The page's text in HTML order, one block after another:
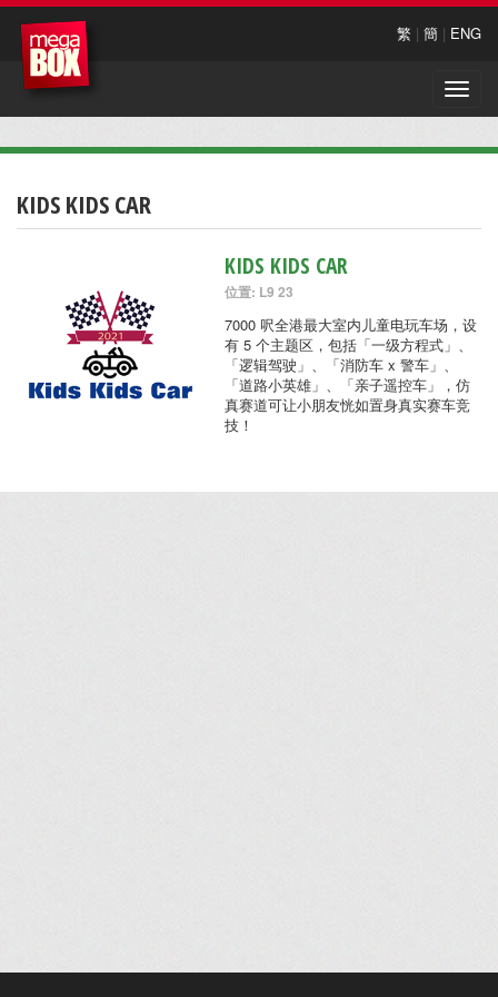
繁 | 簡 | ENG
Toggle
KIDS KIDS CAR
KIDS KIDS CAR
位置: L9 23
7000 呎全港最大室内儿童电玩车场，设
有 5 个主题区，包括「一级方程式」、
「逻辑驾驶」、「消防车 x 警车」、
「道路小英雄」、「亲子遥控车」，仿
真赛道可让小朋友恍如置身真实赛车竞
技！